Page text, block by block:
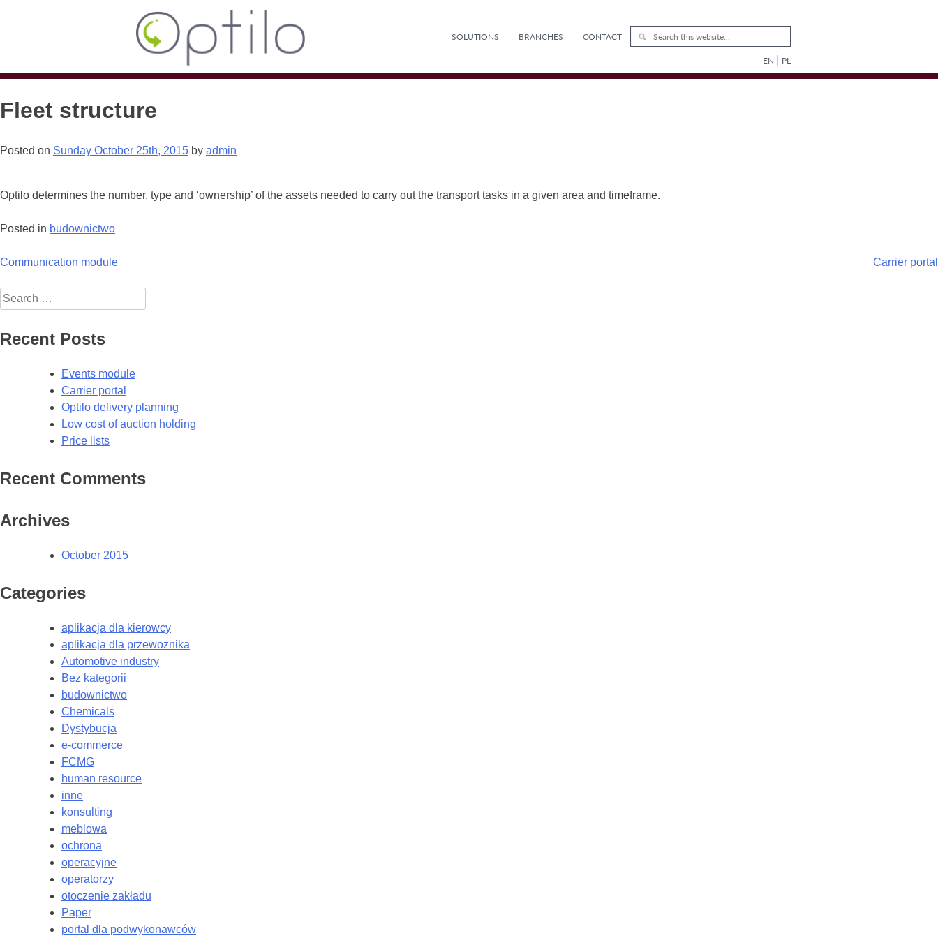
EN PL
SOLUTIONS BRANCHES CONTACT
Fleet structure
Posted on Sunday October 25th, 2015 by admin
Optilo determines the number, type and ‘ownership’ of the assets needed to carry out the transport tasks in a given area and timeframe.
Posted in budownictwo
Post
navigation
Communication module Carrier portal
Search
for:
Recent Posts
Events module
Carrier portal
Optilo delivery planning
Low cost of auction holding
Price lists
Recent Comments
Archives
October 2015
Categories
aplikacja dla kierowcy
aplikacja dla przewoznika
Automotive industry
Bez kategorii
budownictwo
Chemicals
Dystybucja
e-commerce
FCMG
human resource
inne
konsulting
meblowa
ochrona
operacyjne
operatorzy
otoczenie zakładu
Paper
portal dla podwykonawców